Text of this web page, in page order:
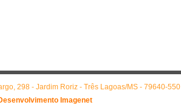
298 - Jardim Roriz - Três Lagoas/MS - 79640-550
Imagenet